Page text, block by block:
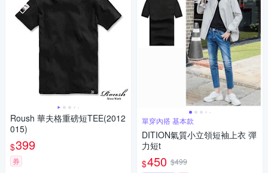
Roush 華夫格重磅短TEE(2012
015)
$399
券
單穿內搭 基本款
DITION氣質小立領短袖上衣 彈
力短t
$450 $499